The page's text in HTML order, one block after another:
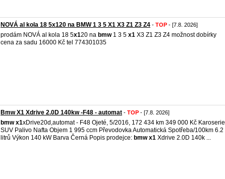
NOVÁ al kola 18 5x120 na BMW 1 3 5 X1 X3 Z1 Z3 Z4 - TOP - [7.8. 2026]
prodám NOVÁ al kola 18 5x120 na bmw1 3 5 x1 X3 Z1 Z3 Z4 možnost dobírky
cena za sadu 16000 Kč tel 774301035
Bmw X1 Xdrive 2.0D 140kw -F48 - automat - TOP - [7.8. 2026]
bmw x1xDrive20d,automat - F48 Ojeté, 5/2016, 172 434 km 349 000 Kč Karoserie
SUV Palivo Nafta Objem 1 995 ccm Převodovka Automatická Spotřeba/100km 6.2
litrů Výkon 140 kW Barva Černá Popis prodejce: bmw x1 Xdrive 2.0D 140k ...